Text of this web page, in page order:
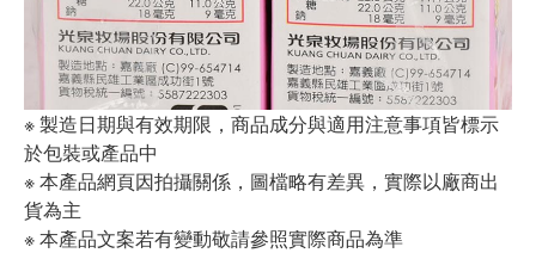
※ 製造日期與有效期限，商品成分與適用注意事項皆標示
於包裝或產品中
※ 本產品網頁因拍攝關係，圖檔略有差異，實際以廠商出
貨為主
※ 本產品文案若有變動敬請參照實際商品為準